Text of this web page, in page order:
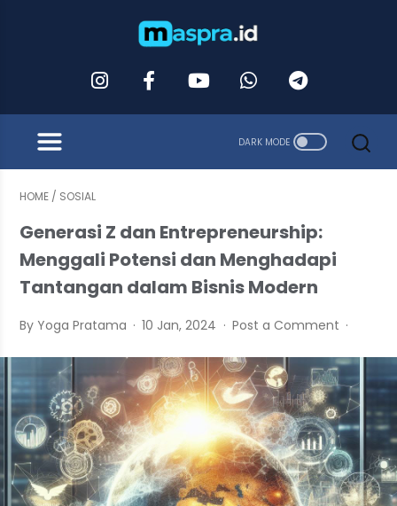
HOME / SOSIAL
Generasi Z dan Entrepreneurship:
Menggali Potensi dan Menghadapi
Tantangan dalam Bisnis Modern
By Yoga Pratama 10 Jan, 2024 Post a Comment